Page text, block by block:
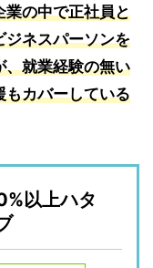
業の中で正社員と
ジネスパーソンを
、就業経験の無い
もカバーしている
以上ハタ